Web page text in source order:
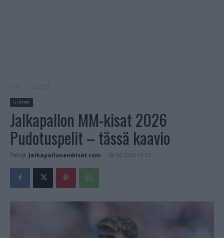
uutiset
Jalkapallon MM-kisat 2026
Pudotuspelit – tässä kaavio
Tekijä Jalkapallonemkisat.com - 28.06.2026 13:37